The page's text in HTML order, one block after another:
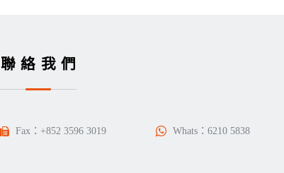
聯絡我們
Fax：+852 3596 3019 Whats： 6210 5838